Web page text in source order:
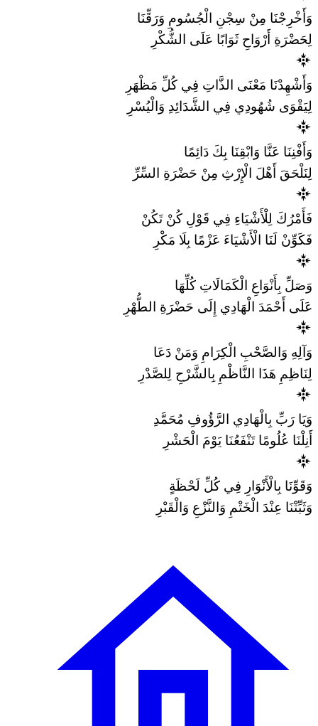
وَأَخْرِجْنَا مِنْ سِجْنِ الْجُسُومِ وَرَقِّنَا
لِحَضْرَةِ أَرْوَاحِ ثَوَابًا عَلَى الشُّكْرِ
وَأَشْهِدْنَا مَعْنَى الذَّاتِ فِي كُلِّ مَظْهَرِ
لِيَقْوَى شُهُودِي فِي الشَّدَائِدِ وَالْيُسْرِ
وَأَفْنِنَا عَنَّا وَابْقِنَا بِكَ دَائِمًا
لِنَلْحَقَ أَهْلَ الْإِرْثِ مِنْ حَضْرَةِ السِّرِّ
فَأَمْرُكَ لِلْأَشْيَاءِ فِي قَوْلِ كُنْ تَكُنْ
فَكَوِّنْ لَنَا الْأَشْيَاءَ عَزْمًا بِلَا مَكْرِ
وَصَلِّ بِأَنْوَاعِ الْكَمَالَاتِ كُلِّهَا
عَلَى أَحْمَدَ الْهَادِي إِلَى حَضْرَةِ الطُّهْرِ
وَآلِهِ وَالصَّحْبِ الْكِرَامِ وَمَنْ دَعَا
لِنَاظِمِ هَذَا النَّاظْمِ بِالشَّرْحِ لِلصَّدْرِ
وَيَا رَبِّ بِالْهَادِي الرَّؤُوفِ مُحَمَّدِ
أَنِلْنَا عُلُومًا تَنْفَعُنَا يَوْمَ الْحَشْرِ
وَقَوِّنَا بِالْأَنْوَارِ فِي كُلِّ لَحْظَةٍ
وَثَبِّتْنَا عِنْدَ الْخَتْمِ وَالنَّزْعِ وَالْقَبْرِ